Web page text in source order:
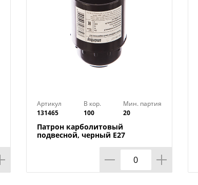
Артикул
131465
В кор.
100
Мин. партия
20
Патрон карболитовый
подвесной, черный Е27